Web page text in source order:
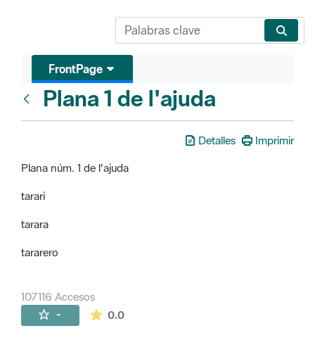
FrontPage
Plana 1 de l'ajuda
Detalles
Imprimir
Plana núm. 1 de l'ajuda
tarari
tarara
tararero
107116 Accesos
- 0.0La valoración media es de 0 estrellas de